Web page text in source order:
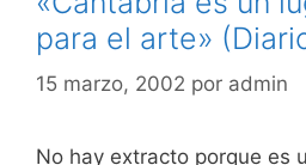
para el arte»
15 marzo, 2002 por admin
No hay extracto porque es